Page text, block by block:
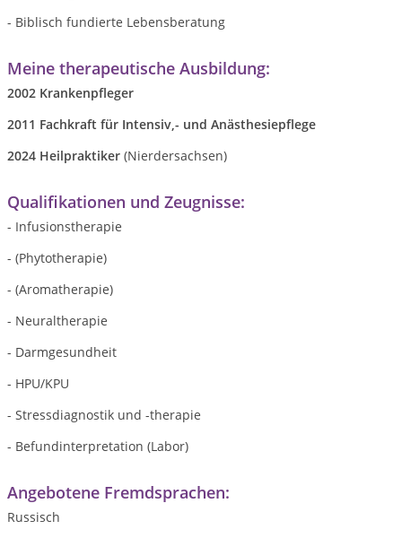
- Biblisch fundierte Lebensberatung
Meine therapeutische Ausbildung:
2002 Krankenpfleger
2011 Fachkraft für Intensiv,- und Anästhesiepflege
2024 Heilpraktiker (Nierdersachsen)
Qualifikationen und Zeugnisse:
- Infusionstherapie
- (Phytotherapie)
- (Aromatherapie)
- Neuraltherapie
- Darmgesundheit
- HPU/KPU
- Stressdiagnostik und -therapie
- Befundinterpretation (Labor)
Angebotene Fremdsprachen:
Russisch